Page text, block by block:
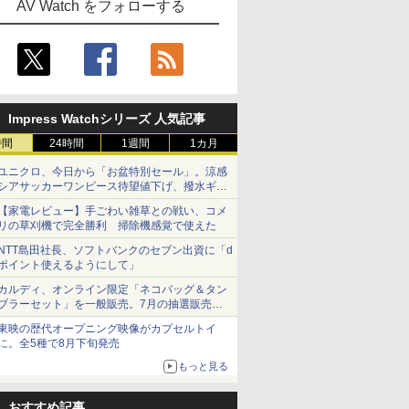
AV Watch をフォローする
Impress Watchシリーズ 人気記事
24時間 1週間 1カ月
ニクロ、今日から「お盆特別セール」。涼感
アサッカーワンピース待望値下げ、撥水ギア
ョーツは1990円に
家電レビュー】手ごわい雑草との戦い、コメ
の草刈機で完全勝利 掃除機感覚で使えた
島田社長、ソフトバンクのセブン出資に「d
イント使えるようにして」
ルディ、オンライン限定「ネコバッグ＆タン
ラーセット」を一般販売。7月の抽選販売の
選無効分
映の歴代オープニング映像がカプセルトイ
。全5種で8月下旬発売
もっと見る